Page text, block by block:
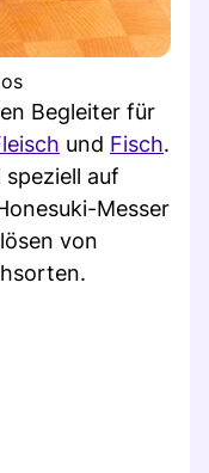
Begleiter für
und Fisch.
auf
Messer
von